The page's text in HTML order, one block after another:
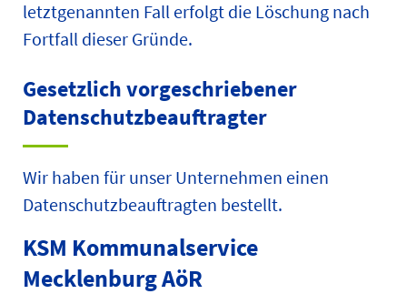
letztgenannten Fall erfolgt die Löschung nach
Fortfall dieser Gründe.
Gesetzlich vorgeschriebener
Datenschutz­beauftragter
Wir haben für unser Unternehmen einen
Datenschutzbeauftragten bestellt.
KSM Kommunalservice
Mecklenburg AöR